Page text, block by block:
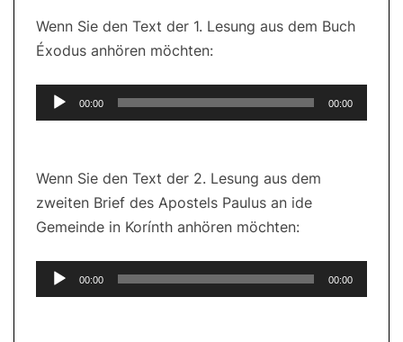
Wenn Sie den Text der 1. Lesung aus dem Buch
Éxodus anhören möchten:
Audio-
Player
00:00 00:00
Wenn Sie den Text der 2. Lesung aus dem
zweiten Brief des Apostels Paulus an ide
Gemeinde in Korínth anhören möchten:
Audio-
Player
00:00 00:00